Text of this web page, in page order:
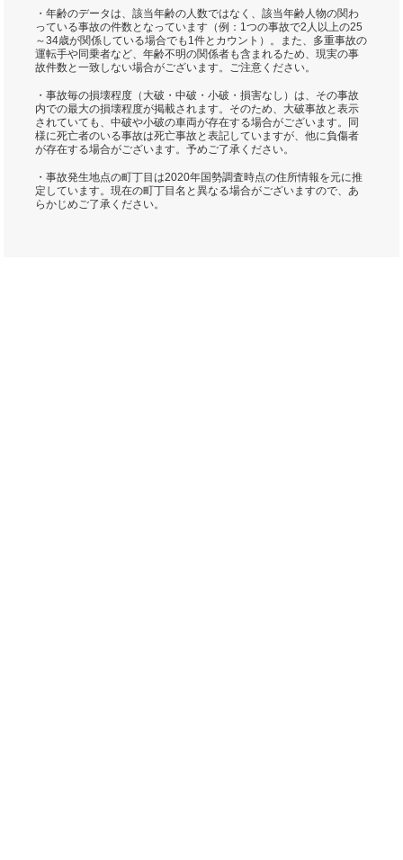
・年齢のデータは、該当年齢の人数ではなく、該当年齢人物の関わ
っている事故の件数となっています（例：1つの事故で2人以上の25
～34歳が関係している場合でも1件とカウント）。また、多重事故の
運転手や同乗者など、年齢不明の関係者も含まれるため、現実の事
故件数と一致しない場合がございます。ご注意ください。
・事故毎の損壊程度（大破・中破・小破・損害なし）は、その事故
内での最大の損壊程度が掲載されます。そのため、大破事故と表示
されていても、中破や小破の車両が存在する場合がございます。同
様に死亡者のいる事故は死亡事故と表記していますが、他に負傷者
が存在する場合がございます。予めご了承ください。
・事故発生地点の町丁目は2020年国勢調査時点の住所情報を元に推
定しています。現在の町丁目名と異なる場合がございますので、あ
らかじめご了承ください。